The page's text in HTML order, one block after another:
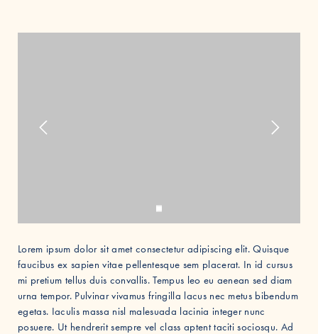
Lorem ipsum dolor sit amet consectetur adipiscing elit. Quisque
faucibus ex sapien vitae pellentesque sem placerat. In id cursus
mi pretium tellus duis convallis. Tempus leo eu aenean sed diam
urna tempor. Pulvinar vivamus fringilla lacus nec metus bibendum
egetas. Iaculis massa nisl malesuada lacinia integer nunc
posuere. Ut hendrerit sempre vel class aptent taciti sociosqu. Ad